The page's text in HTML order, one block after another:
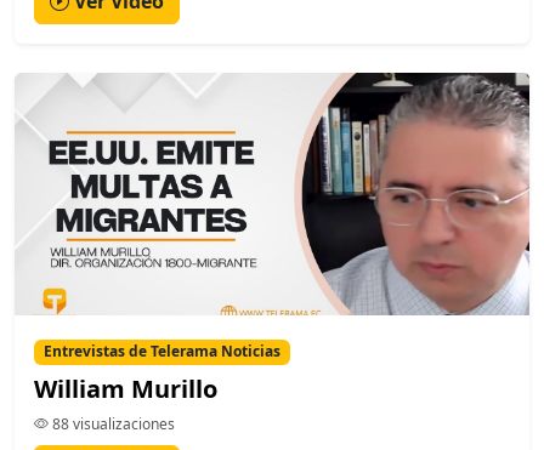
Entrevistas de Telerama Noticias
William Murillo
88 visualizaciones